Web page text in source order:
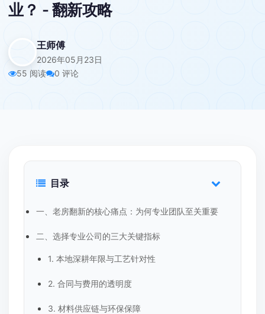
业？ - 翻新攻略
王师傅
2026年05月23日
55 阅读
0 评论
目录
一、老房翻新的核心痛点：为何专业团队至关重要
二、选择专业公司的三大关键指标
1. 本地深耕年限与工艺针对性
2. 合同与费用的透明度
3. 材料供应链与环保保障